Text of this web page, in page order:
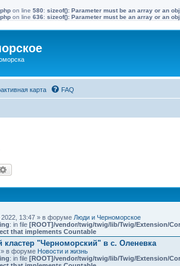
on line 580: sizeof(): Parameter must be an array or an
on line 636: sizeof(): Parameter must be an array or an
карта FAQ
2022, 13:47 » в форуме Люди и Черноморское
: in file [ROOT]/vendor/twig/twig/lib/Twig/Extension/
that implements Countable
кластер "Черноморский" в с. Оленевка
» в форуме Новости и жизнь
: in file [ROOT]/vendor/twig/twig/lib/Twig/Extension/